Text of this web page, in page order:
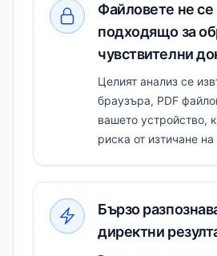
Файловете не се
подходящо за
чувствителни
Целият анализ се
браузъра, PDF
вашето устройство,
риска от изтичане
Бързо
директни